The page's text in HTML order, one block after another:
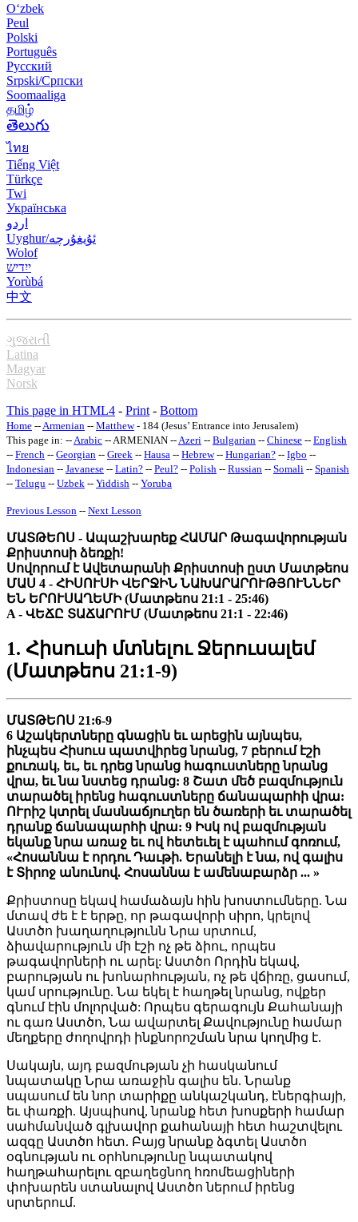
O‘zbek
Peul
Polski
Português
Русский
Srpski/Српски
Soomaaliga
தமிழ்
తెలుగు
ไทย
Tiếng Việt
Türkçe
Twi
Українська
اردو
Uyghur/ئۇيغۇرچه
Wolof
ייִדיש
Yorùbá
中文
ગુજરાતી
Latina
Magyar
Norsk
This page in HTML4 - Print - Bottom
Home -- Armenian -- Matthew- 184 (Jesus’ Entrance into Jerusalem)
This page in: -- Arabic -- ARMENIAN -- Azeri -- Bulgarian -- Chinese -- English
-- French -- Georgian -- Greek -- Hausa -- Hebrew-- Hungarian? -- Igbo --
Indonesian -- Javanese -- Latin? -- Peul? -- Polish -- Russian -- Somali -- Spanish
-- Telugu -- Uzbek -- Yiddish -- Yoruba
Previous Lesson -- Next Lesson
ՄԱՏԹԵՈՍ - Ապաշխարեք ՀԱՄԱՐ Թագավորության
Քրիստոսի ձեռքի!
Սովորում է Ավետարանի Քրիստոսի ըստ Մատթեոս
ՄԱՍ 4 - ՀԻՍՈՒՍԻ ՎԵՐՋԻՆ ՆԱԽԱՐԱՐՈՒԹՅՈՒՆՆԵՐ
ԵՆ ԵՐՈՒՍԱՂԵՄԻ (Մատթեոս 21:1 - 25:46)
A - ՎԵՃԸ ՏԱՃԱՐՈՒՄ (Մատթեոս 21:1 - 22:46)
1. Հիսուսի մտնելու Ջերուսալեմ
(Մատթեոս 21:1-9)
ՄԱՏԹԵՈՍ 21:6-9
6 Աշակերտները գնացին եւ արեցին այնպես,
ինչպես Հիսուս պատվիրեց նրանց, 7 բերում էշի
քուռակ, եւ, եւ դրեց նրանց հագուստները նրանց
վրա, եւ նա նստեց դրանց: 8 Շատ մեծ բազմություն
տարածել իրենց հագուստները ճանապարհի վրա:
ՈՒրիշ կտրել մասնաճյուղեր են ծառերի եւ տարածել
դրանք ճանապարհի վրա: 9 Իսկ ով բազմության
եկանք նրա առաջ եւ ով հետեւել է պահում գոռում,
«Հոսաննա է որդու Դաւթի. Երանելի է նա, ով գալիս
է Տիրոջ անունով. Հոսաննա է ամենաբարձր ... »
Քրիստոսը եկավ համաձայն հին խոստումները. Նա
մտավ ժե է է երթը, որ թագավորի սիրո, կրելով
Աստծո խաղաղությունն Նրա սրտում,
ձիավարություն մի էշի ոչ թե ձիու, որպես
թագավորների ու արել: Աստծո Որդին եկավ,
բարության ու խոնարհության, ոչ թե վճիռը, ցասում,
կամ սրությունը. Նա եկել է հաղթել նրանց, ովքեր
գնում էին մոլորված: Որպես գերագույն Քահանայի
ու գառ Աստծո, Նա ավարտել Քավությունը համար
մեղքերը ժողովրդի ինքնորոշման նրա կողմից է.
Սակայն, այդ բազմության չի հասկանում
նպատակը Նրա առաջին գալիս են. Նրանք
սպասում են նոր տարիքը անկաշկանդ, էներգիայի,
եւ փառքի. Այսպիսով, նրանք հետ խոսքերի համար
սահմանված գլխավոր քահանայի հետ հաշտվելու
ազգը Աստծո հետ. Բայց նրանք ձգտել Աստծո
օգնության ու օրհնությունը նպատակով
հաղթահարելու զբաղեցնող հռոմեացիների
փոխարեն ստանալով Աստծո ներում իրենց
սրտերում.